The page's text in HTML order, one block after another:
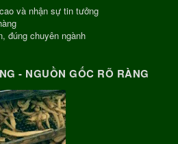
và nhận sự tin tưởng
đúng chuyên ngành
- NGUỒN GỐC RÕ RÀNG